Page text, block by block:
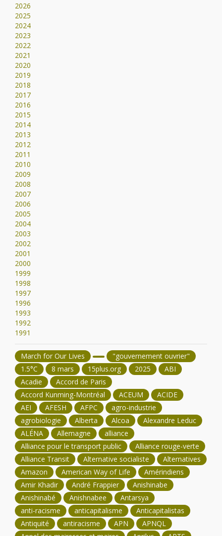
2026
2025
2024
2023
2022
2021
2020
2019
2018
2017
2016
2015
2014
2013
2012
2011
2010
2009
2008
2007
2006
2005
2004
2003
2002
2001
2000
1999
1998
1997
1996
1993
1992
1991
March for Our Lives
"gouvernement ouvrier"
1.5°C
8 mars 15plus.org 2025
ABI
Acadie
Accord de Paris
Accord Kunming-Montréal
ACEUM
ACIDE
AEI
AFESH AFPC
agro-industrie
agrobiologie
Alberta Alcoa
Alexandre Leduc
ALÉNA
Allemagne
alliance
Alliance pour le transport public
Alliance rouge-verte
Alliance Transit
Alternative socialiste
Alternatives
Amazon
American Way of Life
Amérindiens
Amir Khadir
André Frappier
Anishinabe
Anishinabé
Anishnabee
Antarsya
anti-racisme
anticapitalisme
Anticapitalistas
Antiquité
antiracisme APN
APNQL